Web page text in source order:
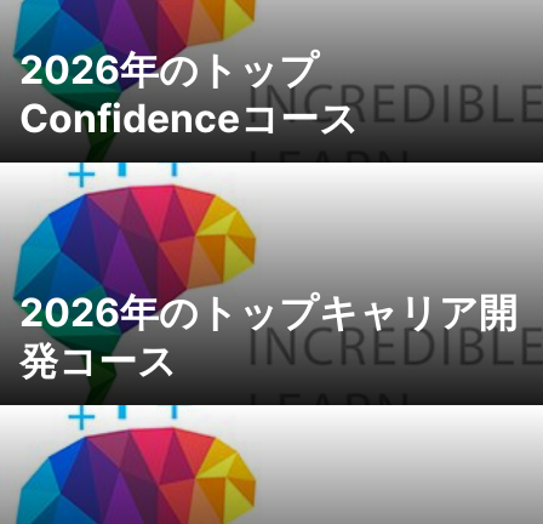
2026年のトップ
Confidenceコース
2026年のトップキャリア開
発コース